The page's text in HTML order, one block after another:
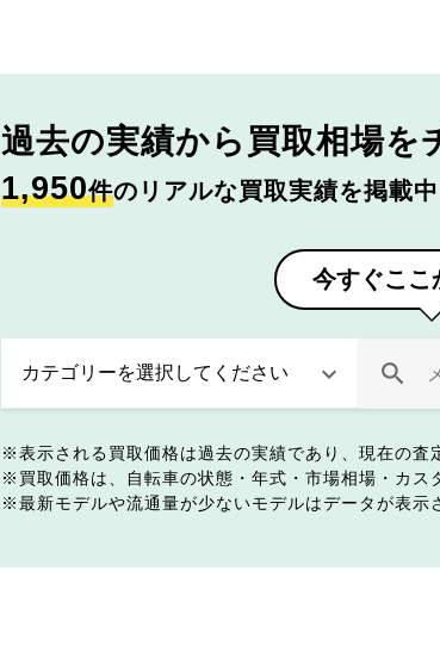
過去の実績から 買取相場を
1,950件のリアルな買取実績を掲載中
今すぐここ
表示される買取価格は過去の実績であり、現在の査
買取価格は、自転車の状態・年式・市場相場・カス
最新モデルや流通量が少ないモデルはデータが表示